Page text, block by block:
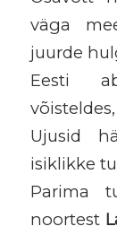
väga
juurde
Eesti
Ujusid
isiklikke
Parima
noortest